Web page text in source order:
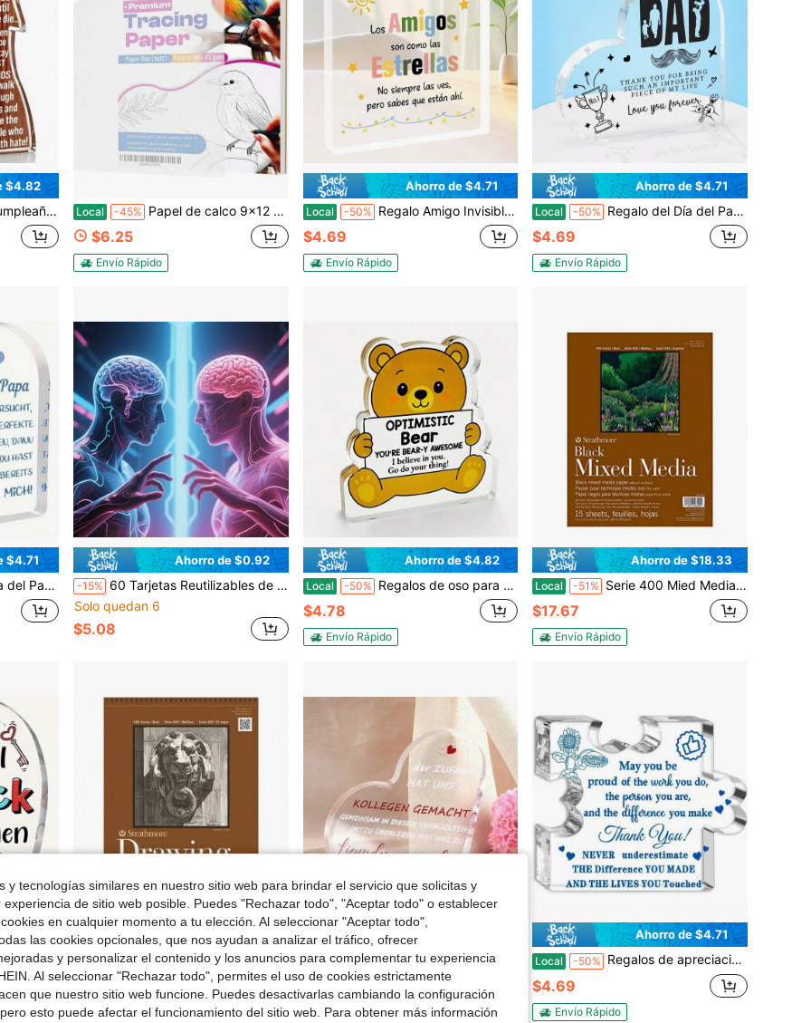
$4.82
BFF, regalos inspiradores para agradecer a la amiga por siempre Local -45% Papel de calco 9x12 pulgadas - 50 hojas 41lb/63gsm Papel de calco transparente para bocetos, dibujo preliminar, dibujo técnico & proyectos de arte - Papel de calco translúcido premium para lápiz, marcador y tinta
$6.25
Envío Rápido
Ahorro de $4.71
Local -50% Regalo Amigo Invisible, Regalos Originales Acrílica Amigo Puzzle, Regalos Amigo Invisible Mujer, Regalo Mejor Amiga, Regalo Cumpleaños Mujer, Regalos Para Amigas Especiales, Regalos De Reyes Para Mujer, Decoración Estacional
$4.69
Envío Rápido
Ahorro de $4.71
Local -50% Regalo del Día del Padre: Tallado de regalos para padres para hijas e hijos - Regalos únicos para cumpleaños, Navidad, Día del Padre/Esposo, Acción de Gracias - Soporte de escritorio de oficina, Decoración de centro de oficina en el hogar
$4.69
Envío Rápido
$4.71
de Navidad para papá, decoración de temporada
Ahorro de $0.92
-15% 60 Tarjetas Reutilizables de Entrenamiento Cerebral Completo, Tarjetas de Entrenamiento de Coordinación Mano-Ojo, Incluyendo 3 Niveles de Dificultad Desde Principiante Hasta Desafío Avanzado, Desarrollo de Enfoque y Habilidades Motoras Finas, Material Educativo Científico Bolígrafo y Borrador de Pizarra Color Aleatorio
Solo quedan 6
$5.08
Ahorro de $4.82
Local -50% Regalos de oso para hombres y mujeres, regalo inspirador y lindo de cumpleaños, graduación para hija, hijo, él, ella, adolescente, niño, niña, amigos, regalos de oficina para compañeros de trabajo, regalo divertido de acrílico de elefante
$4.78
Envío Rápido
Ahorro de $18.33
Local -51% Serie 400 Mied Media Pad, Encolado, Papel Lb,,, 15 Hojas -50
$17.67
Envío Rápido
$4.71
de inauguración de la casa, regalos para apartamento nuevo, decoración estacional
Ahorro de $12.80
Local -47% Strathmore (400-104 Serie 400 Dibujo, Superficie Lisa, 9x12, 24 Hojas
$14.70
Envío Rápido
Ahorro de $4.71
Local -50% Letrero de acrílico con forma de corazón, perfecto como regalo de agradecimiento para colegas, regalo de cumpleaños ideal para hombres o mujeres, regalo para la pareja, regalos para mujeres, regalos de amor para hombres, decoración estacional
$4.69
Envío Rápido
Ahorro de $4.71
Local -50% Regalos de apreciación para compañeros de oficina, jefe, empleados - Decoración acrílica para mujeres y hombres - Regalo de agradecimiento para compañeros de trabajo, amigos, directores, maestros, enfermeras, estudiantes - Regalos de Acción de Gracias, Navidad, cumpleaños, despedida - Decoración estacional, figuras coleccionables
$4.69
Envío Rápido
y tecnologías similares en nuestro sitio web para brindar el servicio que solicitas y
de sitio web posible. Puedes "Rechazar todo", "Aceptar todo" o establecer
en cualquier momento a tu elección. Al seleccionar "Aceptar todo",
las cookies opcionales, que nos ayudan a analizar el tráfico, ofrecer
y personalizar el contenido y los anuncios para complementar tu experiencia
Al seleccionar "Rechazar todo", permites el uso de cookies estrictamente
que nuestro sitio web funcione. Puedes desactivarlas cambiando la configuración
esto puede afectar el funcionamiento del sitio web. Para obtener más información